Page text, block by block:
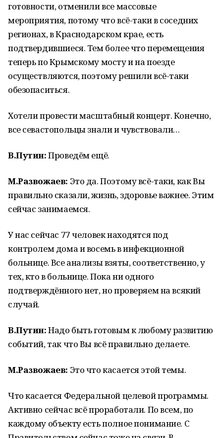
готовности, отменили все массовые
мероприятия, потому что всё-таки в соседних
регионах, в Краснодарском крае, есть
подтвердившиеся. Тем более что перемещения
теперь по Крымскому мосту и на поезде
осуществляются, поэтому решили всё-таки
обезопаситься.
Хотели провести масштабный концерт. Конечно,
все севастопольцы знали и чувствовали…
В.Путин:Проведём ещё.
М.Развожаев: Это да. Поэтому всё-таки, как Вы
правильно сказали, жизнь, здоровье важнее. Этим
сейчас занимаемся.
У нас сейчас 77 человек находятся под
контролем дома и восемь в инфекционной
больнице. Все анализы взяты, соответственно, у
тех, кто в больнице. Пока ни одного
подтверждённого нет, но проверяем на всякий
случай.
В.Путин:Надо быть готовым к любому развитию
событий, так что Вы всё правильно делаете.
М.Развожаев: Это что касается этой темы.
Что касается Федеральной целевой программы.
Активно сейчас всё проработали. По всем, по
каждому объекту есть полное понимание. С